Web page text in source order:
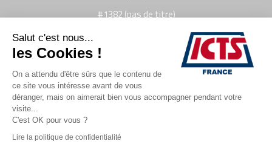
#1382 (pas de titre)
ICTS France – Business Security – Accueil
Nos activités
Nos références
Nous rejoindre
Salut c'est nous...
les Cookies !
On a attendu d'être sûrs que le contenu de
ce site vous intéresse avant de vous
déranger, mais on aimerait bien vous accompagner pendant votre
visite...
C'est OK pour vous ?
Lire la politique de confidentialité